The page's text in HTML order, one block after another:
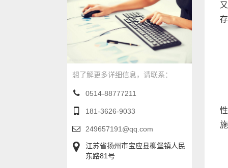
想了解更多详细信息，请联系：
0514-88777211
181-3626-9033
249657191@qq.com
江苏省扬州市宝应县柳堡镇人民
东路81号